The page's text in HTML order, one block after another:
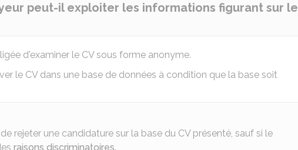
peut-il exploiter les informations figurant sur le
d'examiner le CV sous forme anonyme.
le CV dans une base de données à condition que la base soit
rejeter une candidature sur la base du CV présenté, sauf si le
raisons discriminatoires.